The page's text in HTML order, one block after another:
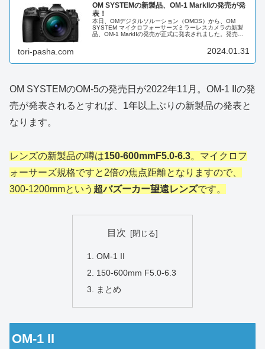
OM SYSTEMの新製品、OM-1 MarkIIの発売が発
表！
本日、OMデジタルソルーション（OMDS）から、OM
SYSTEM マイクロフォーサーズミラーレスカメラの新製
品、OM-1 MarkIIの発売が正式に発表されました。発売は
tori-pasha.com 2024.01.31
OM SYSTEMのOM-5の発売日が2022年11月。OM-1 IIの発
売が発表されるとすれば、1年以上ぶりの新製品の発表と
なります。
レンズの新製品の噂は150-600mmF5.0-6.3。マイクロフ
ォーサーズ規格ですと2倍の焦点距離となりますので、
300-1200mmという 超バズーカー望遠レンズです。
目次
OM-1 II
150-600mm F5.0-6.3
まとめ
OM-1 II